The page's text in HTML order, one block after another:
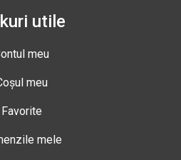
utile
meu
meu
Favorite
mele